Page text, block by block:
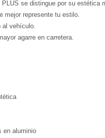
PLUS se distingue por su estética
mejor represente tu estilo.
al vehículo.
agarre en carretera.
en aluminio